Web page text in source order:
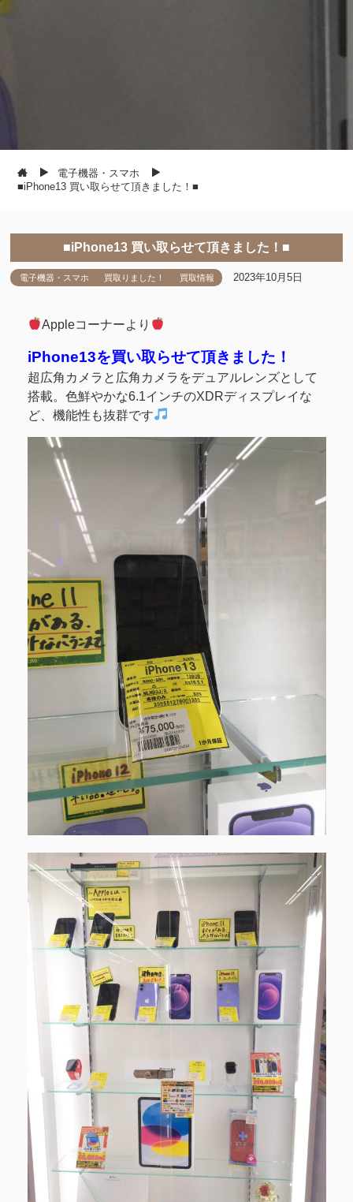
電子機器・スマホ
■iPhone13 買い取らせて頂きました！■
■iPhone13 買い取らせて頂きました！■
電子機器・スマホ 買取りました！ 買取情報 2023年10月5日
Appleコーナーより
iPhone13を買い取らせて頂きました！
超広角カメラと広角カメラをデュアルレンズとして
搭載。色鮮やかな6.1インチのXDRディスプレイな
ど、機能性も抜群です